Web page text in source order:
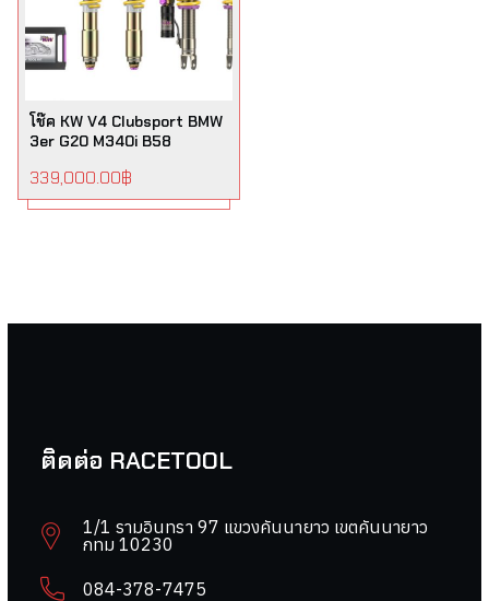
โช๊ค KW V4 Clubsport BMW
3er G20 M340i B58
339,000.00฿
ติดต่อ RACETOOL
1/1 รามอินทรา 97 แขวงคันนายาว เขตคันนายาว
กทม 10230
084-378-7475